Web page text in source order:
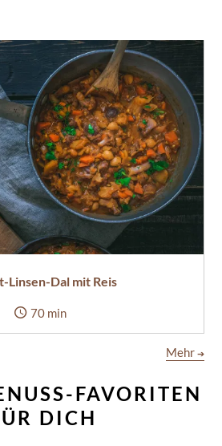
Linsen-Dal mit Reis
70 min
Mehr ➔
FAVORITEN
DICH